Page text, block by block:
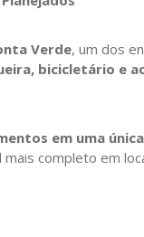
Verde, um dos
bicicletário e
em uma
completo em